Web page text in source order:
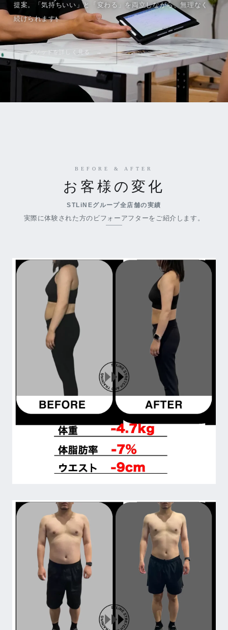
提案。「気持ちいい」と「変わる」を両立しながら、無理なく
続けられます。
メソッドを詳しく見る
BEFORE & AFTER
お客様の変化
STLiNEグループ全店舗の実績
実際に体験された方のビフォーアフターをご紹介します。